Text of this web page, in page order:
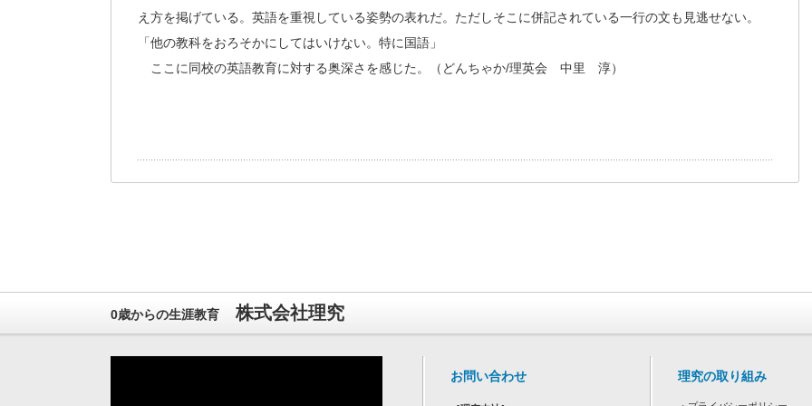
え方を掲げている。英語を重視している姿勢の表れだ。ただしそこに併記されている一行の文も見逃せない。
「他の教科をおろそかにしてはいけない。特に国語」
ここに同校の英語教育に対する奥深さを感じた。（どんちゃか/理英会 中里 淳）
0歳からの生涯教育 株式会社理究
お問い合わせ 理究の取り組み